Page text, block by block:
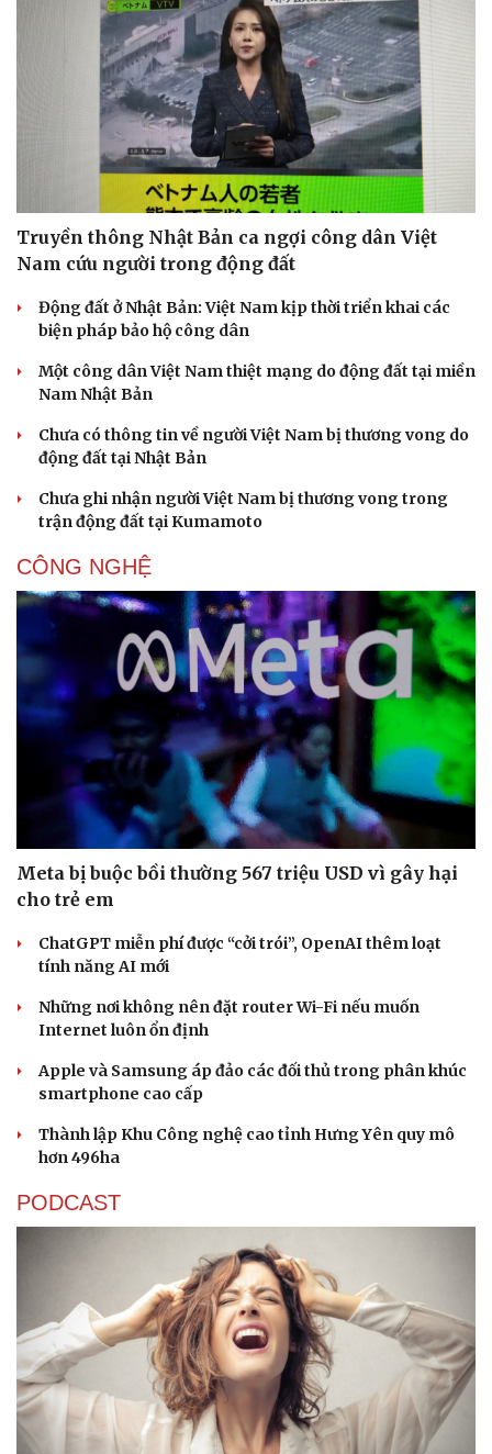
Doanh nghiệp
Thông tin doanh nghiệp
Doanh nghiệp 24h
Doanh nhân
Công nghệ
Sành điệu
Tin Công nghệ
Trải nghiệm
Chuyển đổi số
Truyền thông Nhật Bản ca ngợi công dân Việt
Nam cứu người trong động đất
Động đất ở Nhật Bản: Việt Nam kịp thời triển khai các
biện pháp bảo hộ công dân
Một công dân Việt Nam thiệt mạng do động đất tại miền
Nam Nhật Bản
Chưa có thông tin về người Việt Nam bị thương vong do
động đất tại Nhật Bản
Chưa ghi nhận người Việt Nam bị thương vong trong
trận động đất tại Kumamoto
CÔNG NGHỆ
Meta bị buộc bồi thường 567 triệu USD vì gây hại
cho trẻ em
ChatGPT miễn phí được “cởi trói”, OpenAI thêm loạt
tính năng AI mới
Những nơi không nên đặt router Wi-Fi nếu muốn
Internet luôn ổn định
Apple và Samsung áp đảo các đối thủ trong phân khúc
smartphone cao cấp
Thành lập Khu Công nghệ cao tỉnh Hưng Yên quy mô
hơn 496ha
PODCAST